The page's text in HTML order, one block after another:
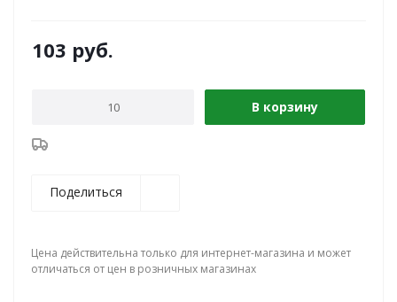
103 руб.
В корзину
Поделиться
Цена действительна только для интернет-магазина и может
отличаться от цен в розничных магазинах